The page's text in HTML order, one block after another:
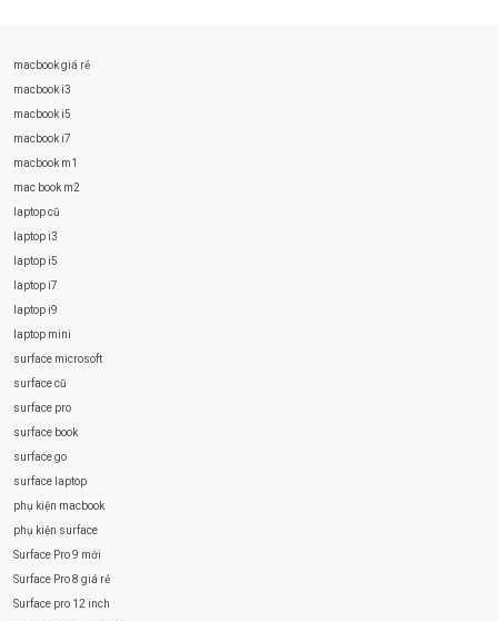
macbook giá rẻ
macbook i3
macbook i5
macbook i7
macbook m1
mac book m2
laptop cũ
laptop i3
laptop i5
laptop i7
laptop i9
laptop mini
surface microsoft
surface cũ
surface pro
surface book
surface go
surface laptop
phụ kiện macbook
phụ kiện surface
Surface Pro 9 mới
Surface Pro 8 giá rẻ
Surface pro 12 inch